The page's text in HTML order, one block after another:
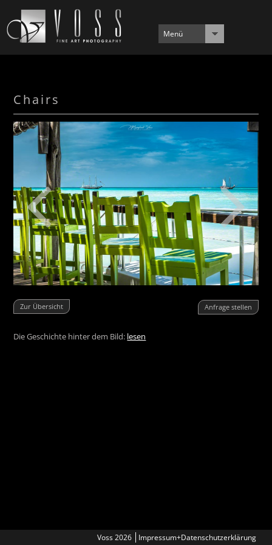
Menü
Chairs
Zur Übersicht Anfrage stellen
Die Geschichte hinter dem Bild: lesen
Voss 2026 Impressum+Datenschutzerklärung